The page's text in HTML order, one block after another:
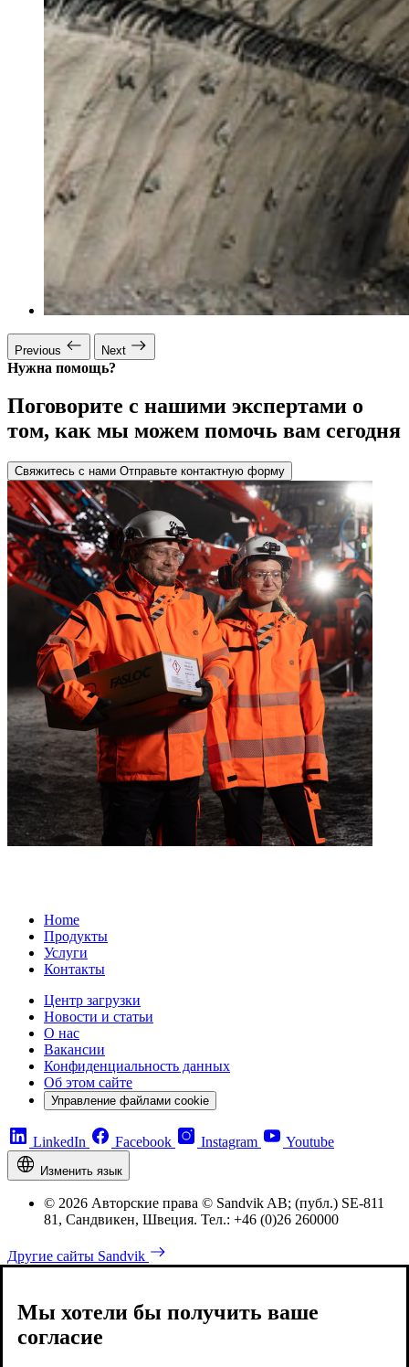
Previous Next
Нужна помощь?
Поговорите с нашими экспертами о
том, как мы можем помочь вам сегодня
Свяжитесь с нами Отправьте контактную форму
Home
Продукты
Услуги
Контакты
Центр загрузки
Новости и статьи
О нас
Вакансии
Конфиденциальность данных
Об этом сайте
Управление файлами cookie
LinkedIn Facebook Instagram Youtube
Изменить язык
© 2026 Авторские права © Sandvik AB; (публ.) SE-811
81, Сандвикен, Швеция. Тел.: +46 (0)26 260000
Другие сайты Sandvik
Мы хотели бы получить ваше
согласие